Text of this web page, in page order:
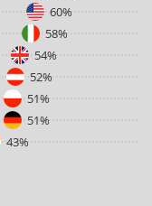
60%
58%
54%
52%
51%
51%
43%